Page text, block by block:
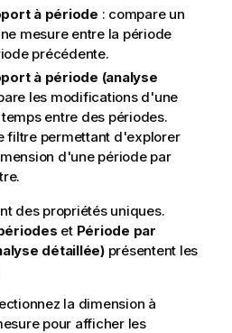
à période : compare un
mesure entre la période
précédente.
à période (analyse
les modifications d'une
entre des périodes.
filtre permettant d'explorer
d'une période par
des propriétés uniques.
et Période par
détaillée)présentent les
la dimension à
pour afficher les